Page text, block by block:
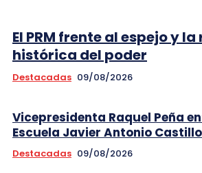
El PRM frente al espejo y
histórica del poder
Destacadas 09/08/2026
Vicepresidenta Raquel Peña
Escuela Javier Antonio Castillo
Destacadas 09/08/2026